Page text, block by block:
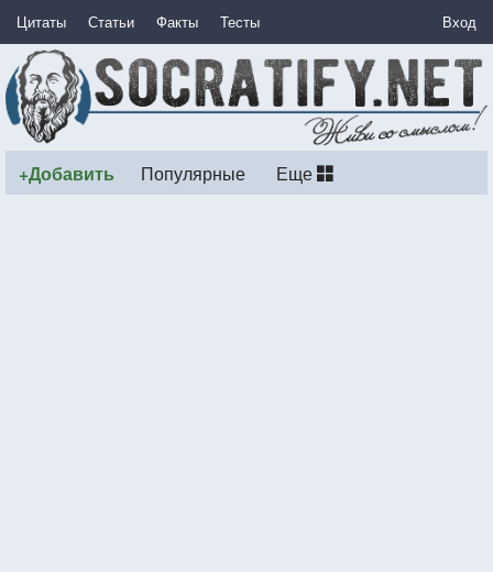
Цитаты Статьи Факты Тесты Вход
+Добавить Популярные Еще